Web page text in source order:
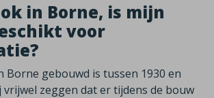
in Borne, is mijn
voor
Borne gebouwd is tussen 1930 en
vrijwel zeggen dat er tijdens de bouw